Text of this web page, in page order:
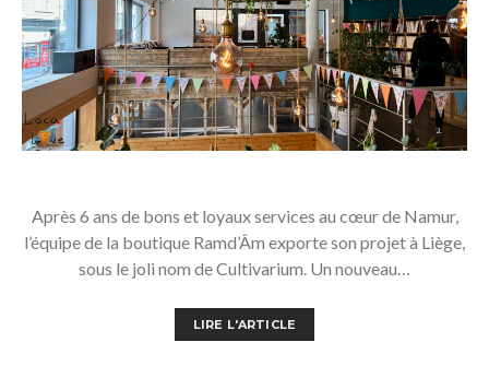
Après 6 ans de bons et loyaux services au cœur de Namur,
l’équipe de la boutique Ramd’Âm exporte son projet à Liège,
sous le joli nom de Cultivarium. Un nouveau…
LIRE L'ARTICLE